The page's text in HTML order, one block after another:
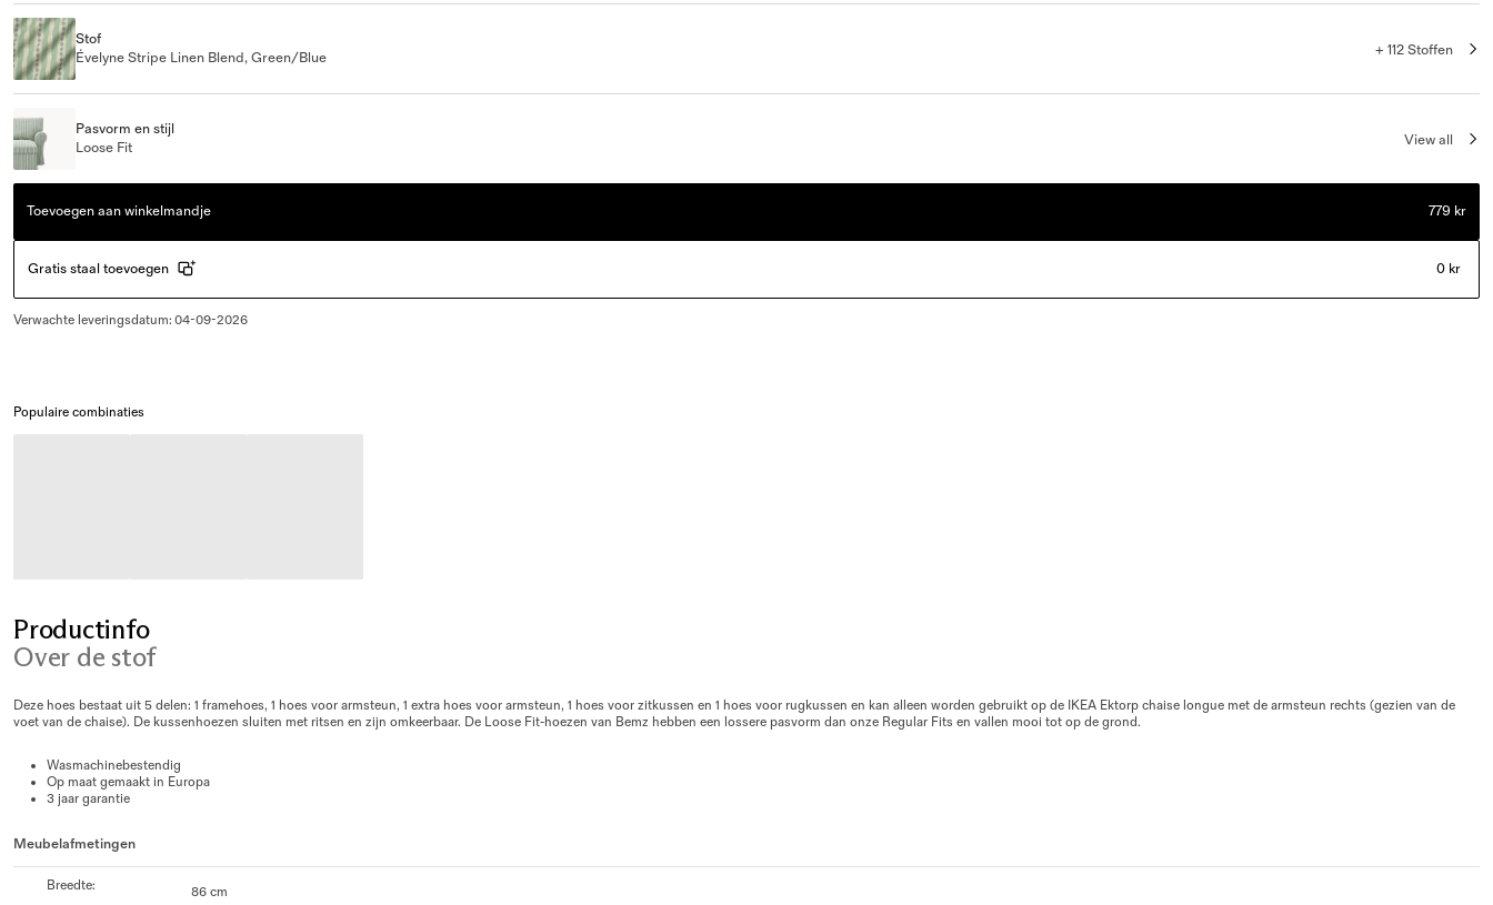
Stof
Évelyne Stripe Linen Blend, Green/Blue
+ 112 Stoffen
Pasvorm en stijl
Loose Fit
View all
Toevoegen aan winkelmandje 779 kr
Gratis staal toevoegen 0 kr
Verwachte leveringsdatum: 04-09-2026
Populaire combinaties
Productinfo
Over de stof
Deze hoes bestaat uit 5 delen: 1 framehoes, 1 hoes voor armsteun, 1 extra hoes voor armsteun, 1 hoes voor zitkussen en 1 hoes voor rugkussen en kan alleen worden gebruikt op de IKEA Ektorp chaise longue met de armsteun rechts (gezien van de
voet van de chaise). De kussenhoezen sluiten met ritsen en zijn omkeerbaar. De Loose Fit-hoezen van Bemz hebben een lossere pasvorm dan onze Regular Fits en vallen mooi tot op de grond.
Wasmachinebestendig
Op maat gemaakt in Europa
3 jaar garantie
Meubelafmetingen
Breedte: 86 cm